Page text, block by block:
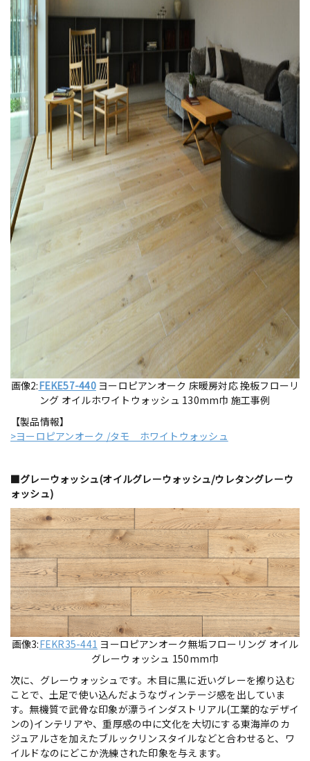
画像2:FEKE57-440ヨーロピアンオーク 床暖房対応 挽板フローリ
ング オイルホワイトウォッシュ 130mm巾 施工事例
【製品情報】
>ヨーロピアンオーク /タモ ホワイトウォッシュ
■グレーウォッシュ(オイルグレーウォッシュ/ウレタングレーウ
ォッシュ)
画像3:FEKR35-441 ヨーロピアンオーク無垢フローリング オイル
グレーウォッシュ 150mm巾
次に、グレーウォッシュです。木目に黒に近いグレーを擦り込む
ことで、土足で使い込んだようなヴィンテージ感を出していま
す。無機質で武骨な印象が漂うインダストリアル(工業的なデザイ
ンの)インテリアや、重厚感の中に文化を大切にする東海岸のカ
ジュアルさを加えたブルックリンスタイルなどと合わせると、ワ
イルドなのにどこか洗練された印象を与えます。